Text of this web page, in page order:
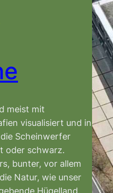
meist mit
visualisiert und in
Scheinwerfer
oder schwarz.
bunter, vor allem
Natur, wie unser
Hügelland,